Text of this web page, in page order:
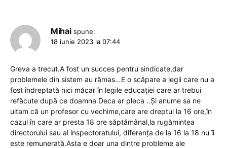
Mihai spune:
18 iunie 2023 la 07:44
Greva a trecut.A fost un succes pentru sindicate,dar
problemele din sistem au rămas…E o scăpare a legii care nu a
fost îndreptată nici măcar în legile educației care ar trebui
refăcute după ce doamna Deca ar pleca ..Și anume sa ne
uitam că un profesor cu vechime,care are dreptul la 16 ore,în
cazul în care ar presta 18 ore săptămânal,la rugămintea
directorului sau al inspectoratului, diferența de la 16 la 18 nu îi
este remunerată.Asta e doar una dintre probleme ale